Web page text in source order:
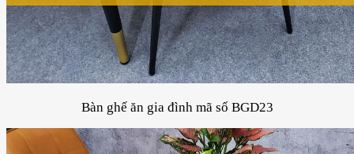
Bàn ghế ăn gia đình mã số BGD23